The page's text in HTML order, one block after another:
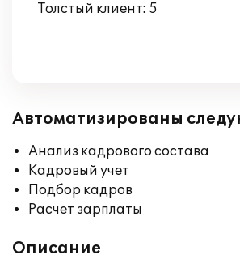
Толстый клиент: 5
Автоматизированы
Анализ кадрового состава
Кадровый учет
Подбор кадров
Расчет зарплаты
Описание